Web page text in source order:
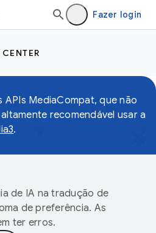
Fazer login
APIs MediaCompat, que não
recomendável usar a
.
de IA na tradução de
de preferência. As
ter erros.